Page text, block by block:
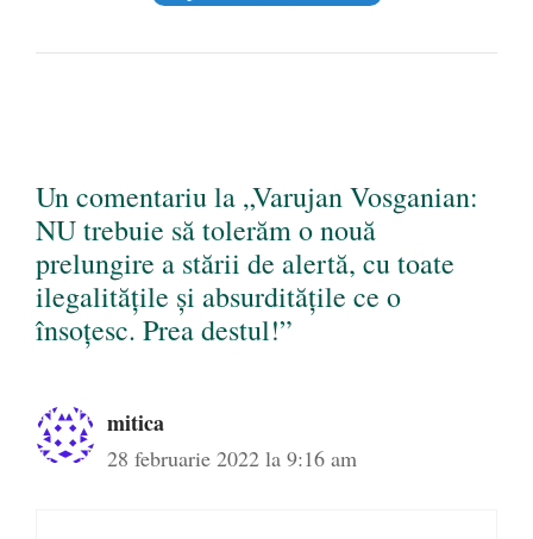
Un comentariu la „Varujan Vosganian:
NU trebuie să tolerăm o nouă
prelungire a stării de alertă, cu toate
ilegalitățile și absurditățile ce o
însoțesc. Prea destul!”
mitica
28 februarie 2022 la 9:16 am